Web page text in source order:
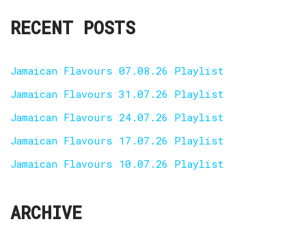
RECENT POSTS
Jamaican Flavours 07.08.26 Playlist
Jamaican Flavours 31.07.26 Playlist
Jamaican Flavours 24.07.26 Playlist
Jamaican Flavours 17.07.26 Playlist
Jamaican Flavours 10.07.26 Playlist
ARCHIVE